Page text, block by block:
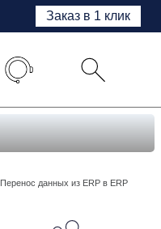
Заказ в 1 клик
Перенос данных из ERP в ERP